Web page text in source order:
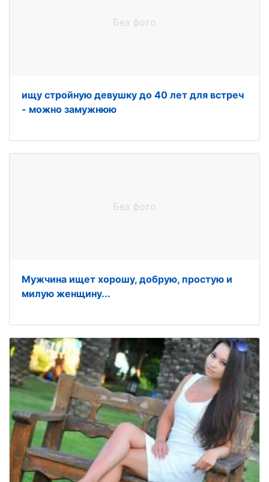
Без фото
ищу стройную девушку до 40 лет для встреч
- можно замужнюю
Без фото
Мужчина ищет хорошу, добрую, простую и
милую женщину...